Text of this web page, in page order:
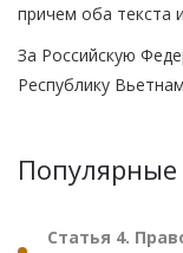
причем оба текста
За Российскую
Республику
Популярные
Статья 4.